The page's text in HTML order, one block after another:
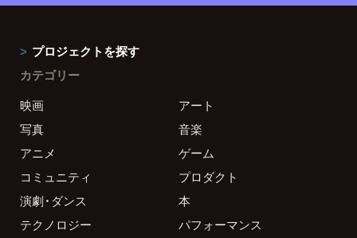
プロジェクトを探す
カテゴリー
映画
アート
写真
音楽
アニメ
ゲーム
コミュニティ
プロダクト
演劇・ダンス
本
テクノロジー
パフォーマンス